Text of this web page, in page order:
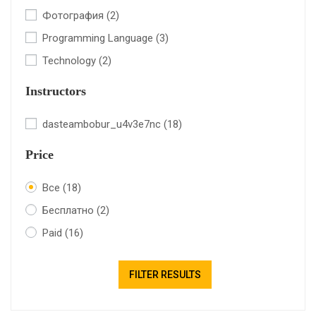
Фотография (2)
Programming Language (3)
Technology (2)
Instructors
dasteambobur_u4v3e7nc (18)
Price
Все (18)
Бесплатно (2)
Paid (16)
FILTER RESULTS